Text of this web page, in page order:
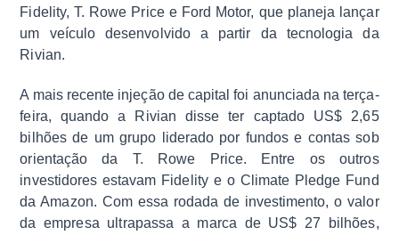
Fidelity, T. Rowe Price e Ford Motor, que planeja lançar
um veículo desenvolvido a partir da tecnologia da
Rivian.
A mais recente injeção de capital foi anunciada na terça-
feira, quando a Rivian disse ter captado US$ 2,65
bilhões de um grupo liderado por fundos e contas sob
orientação da T. Rowe Price. Entre os outros
investidores estavam Fidelity e o Climate Pledge Fund
da Amazon. Com essa rodada de investimento, o valor
da empresa ultrapassa a marca de US$ 27 bilhões,